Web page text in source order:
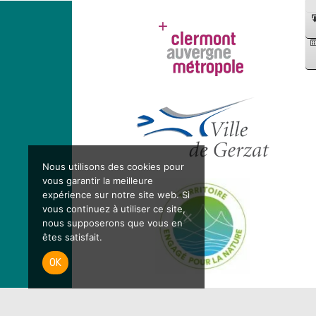
Complexe
Nous utilisons des cookies pour
vous garantir la meilleure
expérience sur notre site web. Si
vous continuez à utiliser ce site,
nous supposerons que vous en
êtes satisfait.
OK